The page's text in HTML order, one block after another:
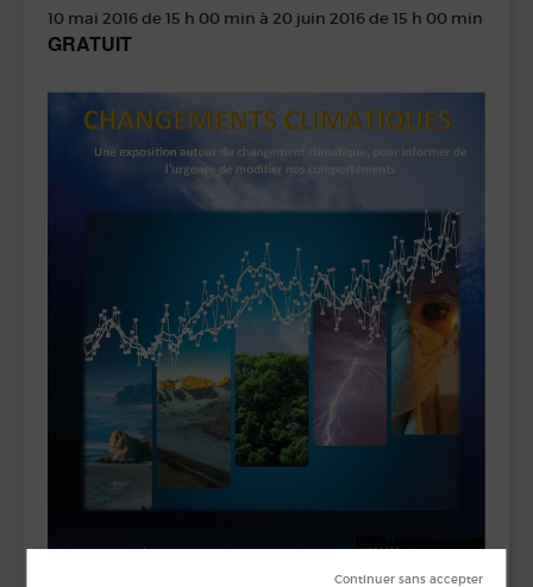
10 mai 2016 de 15 h 00 min à 20 juin 2016 de 15 h 00 min
GRATUIT